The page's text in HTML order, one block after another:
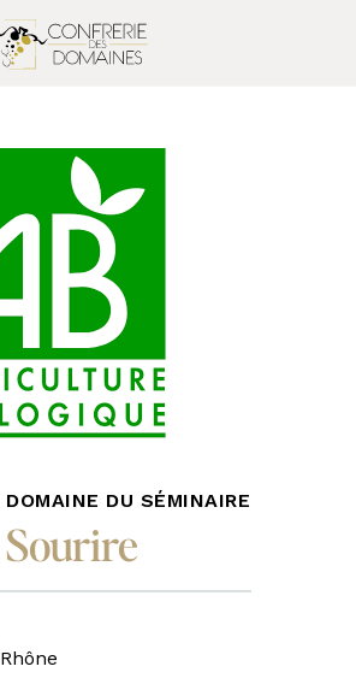
DOMAINE DU SÉMINAIRE
Sourire
Rhône